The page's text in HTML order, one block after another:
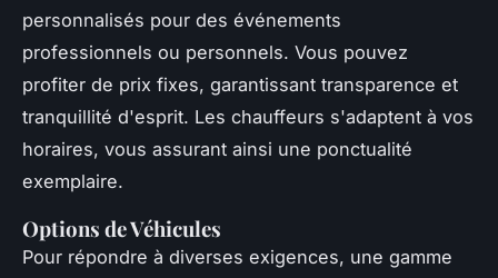
personnalisés pour des événements
professionnels ou personnels. Vous pouvez
profiter de prix fixes, garantissant transparence et
tranquillité d'esprit. Les chauffeurs s'adaptent à vos
horaires, vous assurant ainsi une ponctualité
exemplaire.
Options de Véhicules
Pour répondre à diverses exigences, une gamme